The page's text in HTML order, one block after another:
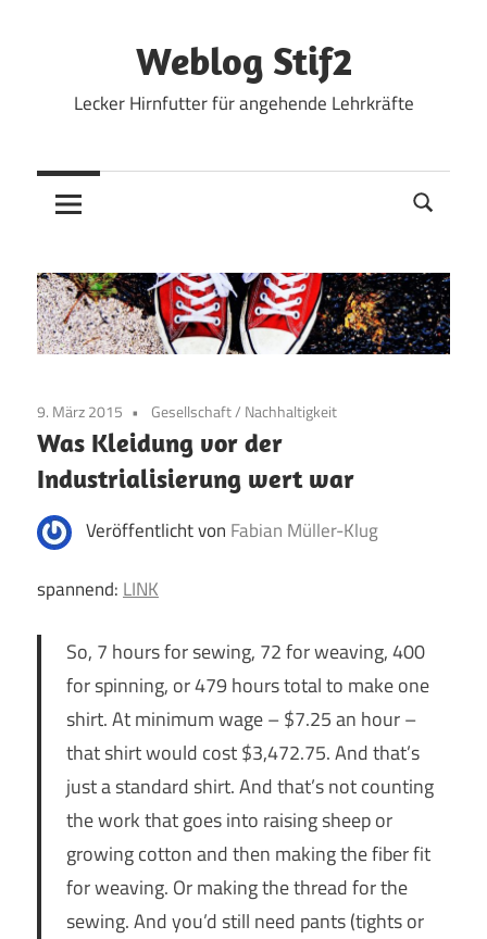
Weblog Stif2
Lecker Hirnfutter für angehende Lehrkräfte
9. März 2015 Gesellschaft/ Nachhaltigkeit
Was Kleidung vor der
Industrialisierung wert war
Veröffentlicht von Fabian Müller-Klug
spannend:LINK
So, 7 hours for sewing, 72 for weaving, 400
for spinning, or 479 hours total to make one
shirt. At minimum wage – $7.25 an hour –
that shirt would cost $3,472.75. And that’s
just a standard shirt. And that’s not counting
the work that goes into raising sheep or
growing cotton and then making the fiber fit
for weaving. Or making the thread for the
sewing. And you’d still need pants (tights or